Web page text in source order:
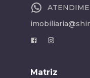
Matriz